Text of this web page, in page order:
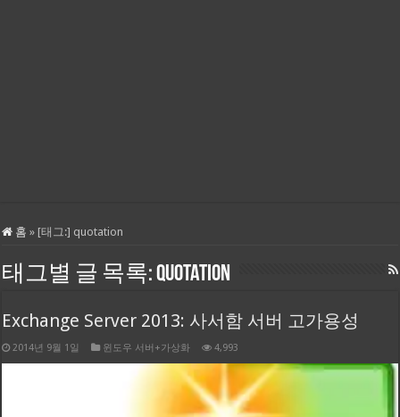
홈 » [태그:] quotation
태그별 글 목록:quotation
Exchange Server 2013: 사서함 서버 고가용성
2014년 9월 1일 윈도우 서버+가상화 4,993